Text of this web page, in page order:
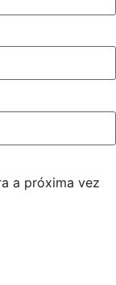
a próxima vez